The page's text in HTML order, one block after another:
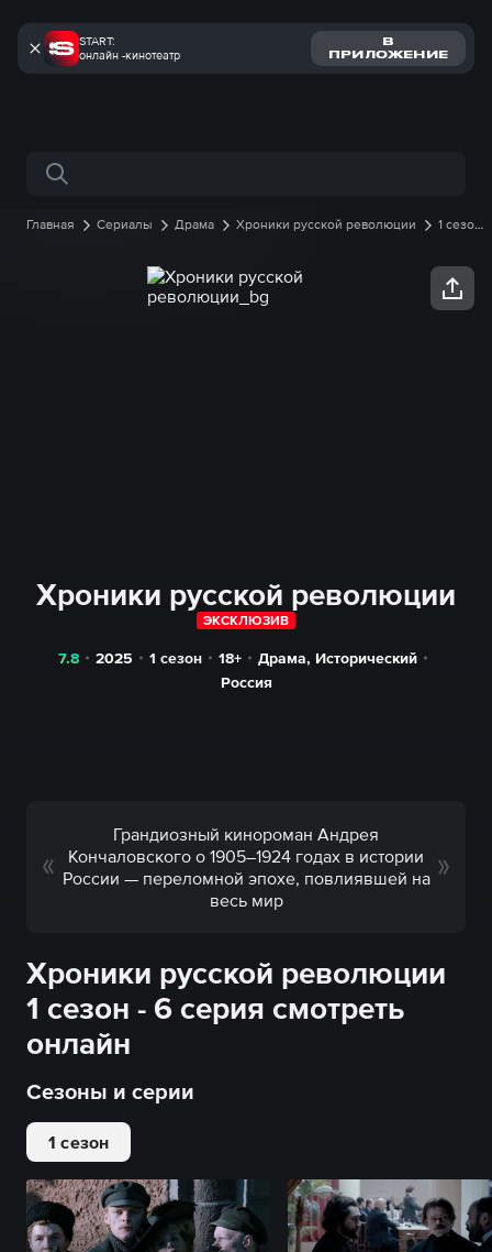
START:
онлайн -кинотеатр
В
ПРИЛОЖЕНИЕ
Поиск по сайту
Главная Сериалы Драма Хроники русской революции
1 сезон
Хроники русской революции
ЭКСКЛЮЗИВ
7.8 2025 1 сезон 18+ Драма, Исторический
Россия
Грандиозный кинороман Андрея
Кончаловского о 1905–1924 годах в истории
России — переломной эпохе, повлиявшей на
весь мир
Хроники русской революции
1 сезон - 6 серия смотреть
онлайн
Сезоны и серии
1 сезон